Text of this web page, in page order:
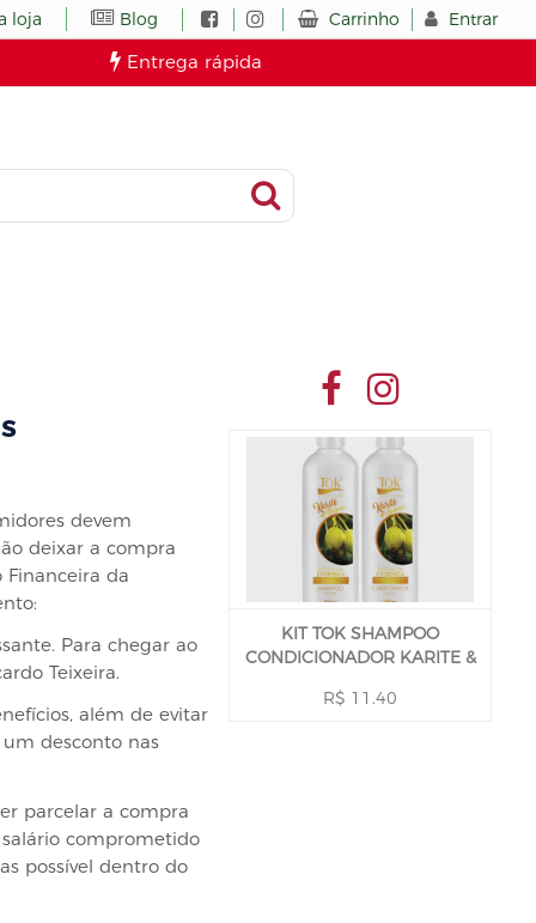
Entrega rápida
loja Blog Carrinho Entrar
devem
deixar a compra
da
Para chegar ao
Teixeira.
além de evitar
desconto nas
parcelar a compra
comprometido
possível dentro do
KIT TOK SHAMPOO
CONDICIONADOR KARITE &
R$ 11.40